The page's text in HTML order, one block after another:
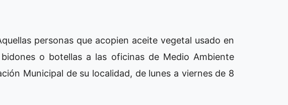
personas que acopien aceite vegetal usado en
o botellas a las oficinas de Medio Ambiente
Municipal de su localidad, de lunes a viernes de 8